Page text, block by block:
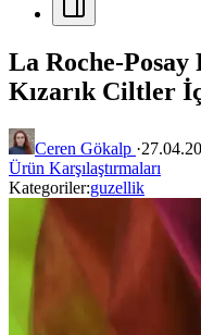
La Roche-Posay
Kızarık Ciltler
Ceren Gökalp ·
Ürün Karşılaştırmaları
Kategoriler:guzellik